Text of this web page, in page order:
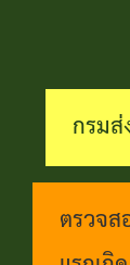
ตรวจ
สอบ
ราย
ชื่อ
โอน
สาธารณ
และสิ่ง
แวดล้อม
กอง
ที่น่า
การ
ดำเนิน
ช่อง
ทางการ
รับฟัง
ความ
กรม
ตรวจ